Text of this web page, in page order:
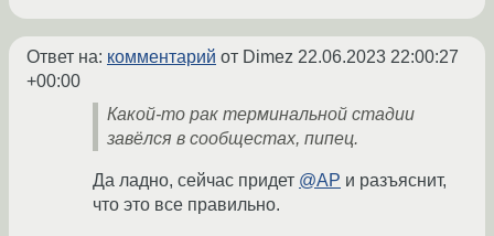
Ответ на: комментарий от Dimez 22.06.2023 22:00:27
+00:00
Какой-то рак терминальной стадии
завёлся в сообщестах, пипец.
Да ладно, сейчас придет @AP и разъяснит,
что это все правильно.